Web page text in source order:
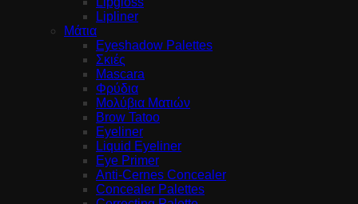
Lipliner
Μάτια
Eyeshadow Palettes
Σκιές
Mascara
Φρύδια
Μολύβια Ματιών
Brow Tatoo
Eyeliner
Liquid Eyeliner
Eye Primer
Anti-Cernes Concealer
Concealer Palettes